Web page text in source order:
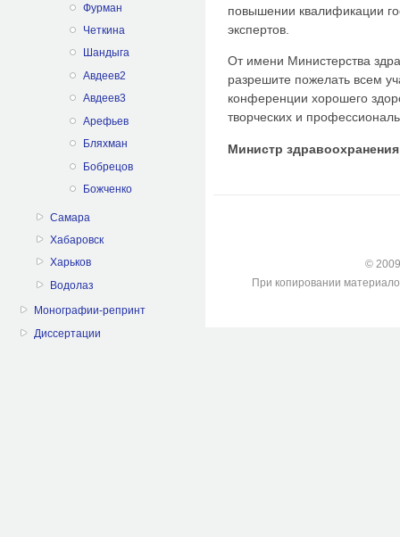
Фурман
Четкина
Шандыга
Авдеев2
Авдеев3
Арефьев
Бляхман
Бобрецов
Божченко
Самара
Хабаровск
Харьков
Водолаз
Монографии-репринт
Диссертации
повышении квалификации
экспертов.
От имени Министерства
разрешите пожелать всем
конференции хорошего
творческих и
Министр
©
При копировании